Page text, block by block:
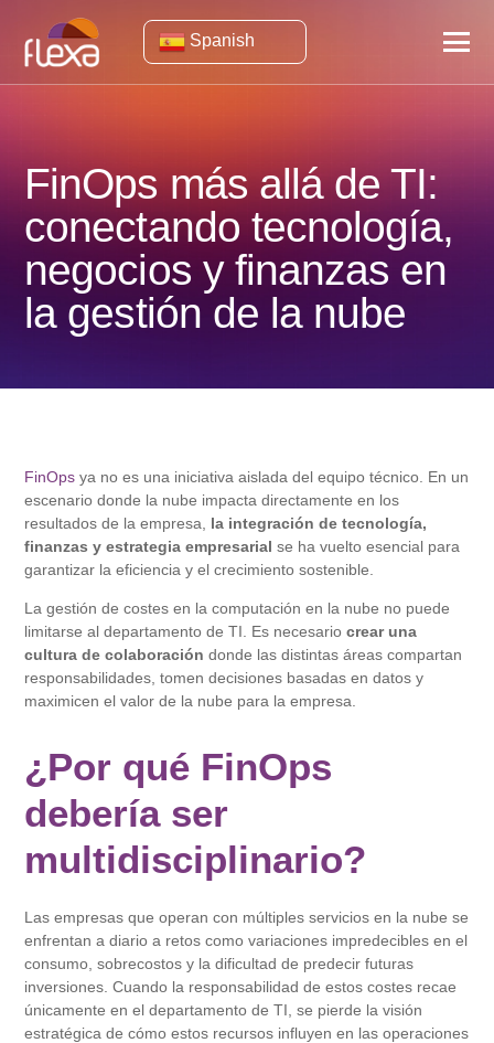
Spanish
FinOps más allá de TI:
conectando tecnología,
negocios y finanzas en
la gestión de la nube
FinOps ya no es una iniciativa aislada del equipo técnico. En un
escenario donde la nube impacta directamente en los
resultados de la empresa, la integración de tecnología,
finanzas y estrategia empresarial se ha vuelto esencial para
garantizar la eficiencia y el crecimiento sostenible.
La gestión de costes en la computación en la nube no puede
limitarse al departamento de TI. Es necesariocrear una
cultura de colaboración donde las distintas áreas compartan
responsabilidades, tomen decisiones basadas en datos y
maximicen el valor de la nube para la empresa.
¿Por qué FinOps
debería ser
multidisciplinario?
Las empresas que operan con múltiples servicios en la nube se
enfrentan a diario a retos como variaciones impredecibles en el
consumo, sobrecostos y la dificultad de predecir futuras
inversiones. Cuando la responsabilidad de estos costes recae
únicamente en el departamento de TI, se pierde la visión
estratégica de cómo estos recursos influyen en las operaciones